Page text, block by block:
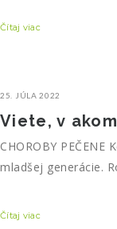
Čítaj viac
25. JÚLA 2022
Viete, v
CHOROBY
mladšej generácie.
Čítaj viac